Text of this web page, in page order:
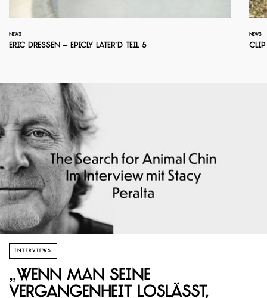
NEWS
Eric Dressen – Epicly Later’d Teil 5
NEWS
Clip
INTERVIEWS
„Wenn man seine
Vergangenheit loslässt,